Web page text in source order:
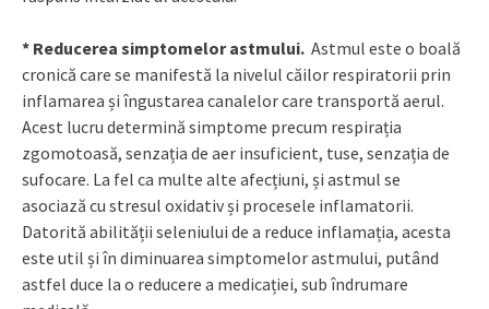
* Reducerea simptomelor astmului. Astmul este o boală
cronică care se manifestă la nivelul căilor respiratorii prin
inflamarea și îngustarea canalelor care transportă aerul.
Acest lucru determină simptome precum respirația
zgomotoasă, senzația de aer insuficient, tuse, senzația de
sufocare. La fel ca multe alte afecțiuni, și astmul se
asociază cu stresul oxidativ și procesele inflamatorii.
Datorită abilității seleniului de a reduce inflamația, acesta
este util și în diminuarea simptomelor astmului, putând
astfel duce la o reducere a medicației, sub îndrumare